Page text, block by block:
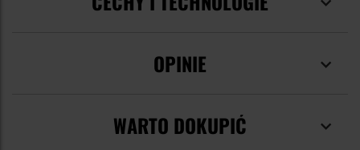
OPINIE
WARTO DOKUPIĆ